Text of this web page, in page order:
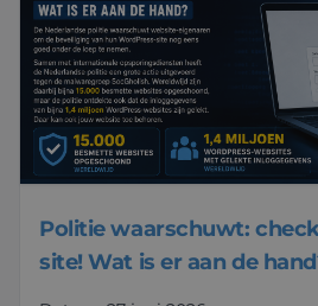
Politie waarschuwt:
site! Wat is er aan de